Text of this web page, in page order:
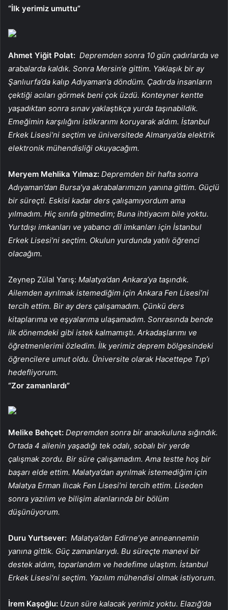
“İlk yerimiz umuttu”
Ahmet Yiğit Polat: Depremden sonra 10 gün çadırlarda ve
arabalarda kaldık. Sonra Mersin’e gittim. Yaklaşık bir ay
Şanlıurfa’da kalıp Adıyaman’a döndüm. Çadırda insanların
çektiği acıları görmek beni çok üzdü. Konteyner kentte
yaşadıktan sonra sınav yaklaştıkça yurda taşınabildik.
Emeğimin karşılığını istikrarımı koruyarak aldım. İstanbul
Erkek Lisesi’ni seçtim ve üniversitede Almanya’da elektrik
elektronik mühendisliği okuyacağım.
Meryem Mehlika Yılmaz: Depremden bir hafta sonra
Adıyaman’dan Bursa’ya akrabalarımızın yanına gittim. Güçlü
bir süreçti. Eskisi kadar ders çalışamıyordum ama
yılmadım. Hiç sınıfa gitmedim; Buna ihtiyacım bile yoktu.
Yurtdışı imkanları ve yabancı dil imkanları için İstanbul
Erkek Lisesi’ni seçtim. Okulun yurdunda yatılı öğrenci
olacağım.
Zeynep Zülal Yarış: Malatya’dan Ankara’ya taşındık.
Ailemden ayrılmak istemediğim için Ankara Fen Lisesi’ni
tercih ettim. Bir ay ders çalışamadım. Çünkü ders
kitaplarıma ve eşyalarıma ulaşamadım. Sonrasında bende
ilk dönemdeki gibi istek kalmamıştı. Arkadaşlarımı ve
öğretmenlerimi özledim. İlk yerimiz deprem bölgesindeki
öğrencilere umut oldu. Üniversite olarak Hacettepe Tıp’ı
hedefliyorum.
“Zor zamanlardı”
Melike Behçet: Depremden sonra bir anaokuluna sığındık.
Ortada 4 ailenin yaşadığı tek odalı, sobalı bir yerde
çalışmak zordu. Bir süre çalışamadım. Ama testte hoş bir
başarı elde ettim. Malatya’dan ayrılmak istemediğim için
Malatya Erman Ilıcak Fen Lisesi’ni tercih ettim. Liseden
sonra yazılım ve bilişim alanlarında bir bölüm
düşünüyorum.
Duru Yurtsever: Malatya’dan Edirne’ye anneannemin
yanına gittik. Güç zamanlarıydı. Bu süreçte manevi bir
destek aldım, toparlandım ve hedefime ulaştım. İstanbul
Erkek Lisesi’ni seçtim. Yazılım mühendisi olmak istiyorum.
İrem Kaşoğlu: Uzun süre kalacak yerimiz yoktu. Elazığ’da